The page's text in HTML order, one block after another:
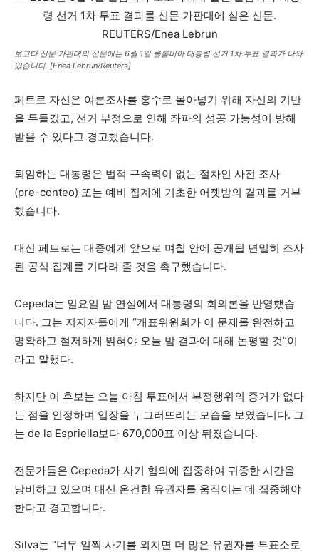
보고타 신문 가판대의 신문에는 6월 1일 콜롬비아 대통령 선거 1차 투표 결과가 나와
있습니다. [Enea Lebrun/Reuters]
페트로 자신은 여론조사를 홍수로 몰아넣기 위해 자신의 기반
을 두들겼고, 선거 부정으로 인해 좌파의 성공 가능성이 방해
받을 수 있다고 경고했습니다.
퇴임하는 대통령은 법적 구속력이 없는 절차인 사전 조사
(pre-conteo) 또는 예비 집계에 기초한 어젯밤의 결과를 거부
했습니다.
대신 페트로는 대중에게 앞으로 며칠 안에 공개될 면밀히 조사
된 공식 집계를 기다려 줄 것을 촉구했습니다.
Cepeda는 일요일 밤 연설에서 대통령의 회의론을 반영했습
니다. 그는 지지자들에게 “개표위원회가 이 문제를 완전하고
명확하고 철저하게 밝혀야 오늘 밤 결과에 대해 논평할 것”이
라고 말했다.
하지만 이 후보는 오늘 아침 투표에서 부정행위의 증거가 없다
는 점을 인정하며 입장을 누그러뜨리는 모습을 보였습니다. 그
는 de la Espriella보다 670,000표 이상 뒤졌습니다.
전문가들은 Cepeda가 사기 혐의에 집중하여 귀중한 시간을
낭비하고 있으며 대신 온건한 유권자를 움직이는 데 집중해야
한다고 경고합니다.
Silva는 “너무 일찍 사기를 외치면 더 많은 유권자를 투표소로